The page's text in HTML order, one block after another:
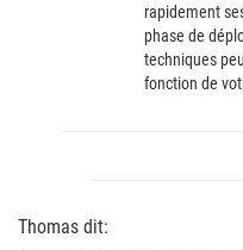
rapidement
phase de
techniques
fonction de
Thomas dit: